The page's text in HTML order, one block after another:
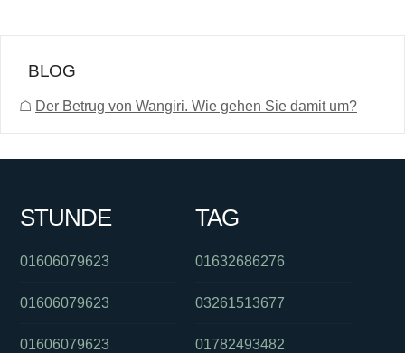
BLOG
☖ Der Betrug von Wangiri. Wie gehen Sie damit um?
STUNDE
01606079623
01606079623
01606079623
TAG
01632686276
03261513677
01782493482